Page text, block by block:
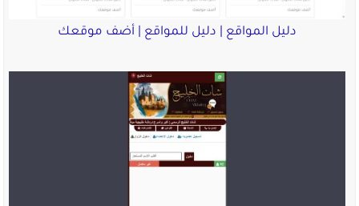
دليل المواقع | دليل للمواقع | أضف موقعك